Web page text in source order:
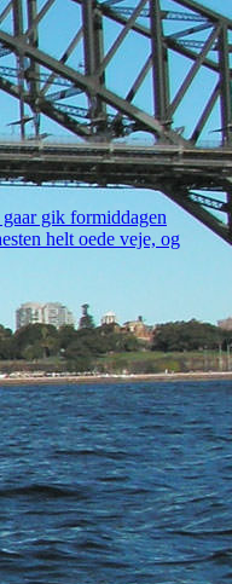
gik formiddagen
helt oede veje, og